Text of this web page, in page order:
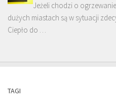
Jeżeli chodzi o
dużych miastach są w sytuacji
Ciepło do …
TAGI